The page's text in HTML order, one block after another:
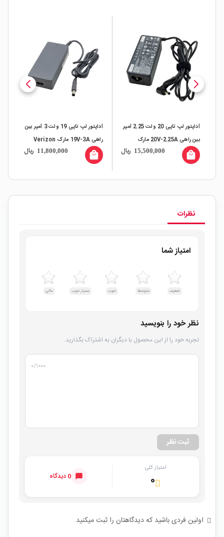
آداپتور لپ تاپی 20 ولت 2.25 آمپر
بین راهی 20V-2.25A مارک
LENOVO
15,500,000 ریال local_mall
آداپتور لپ تاپی 19 ولت 3 آمپر بین
راهی 19V-3A مارک Verizon
11,800,000 ریال local_mall
نظرات
امتیاز شما
ضعیف متوسط خوب بسیار خوب عالی
نظر خود را بنویسید
تجربه خود را از این محصول با دیگران به اشتراک بگذارید.
۰/۱۰۰۰
ثبت نظر
امتیاز کلی
۰ 0 دیدگاه
اولین فردی باشید که دیدگاهتان را ثبت میکنید